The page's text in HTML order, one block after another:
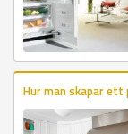
Hur man skapar ett